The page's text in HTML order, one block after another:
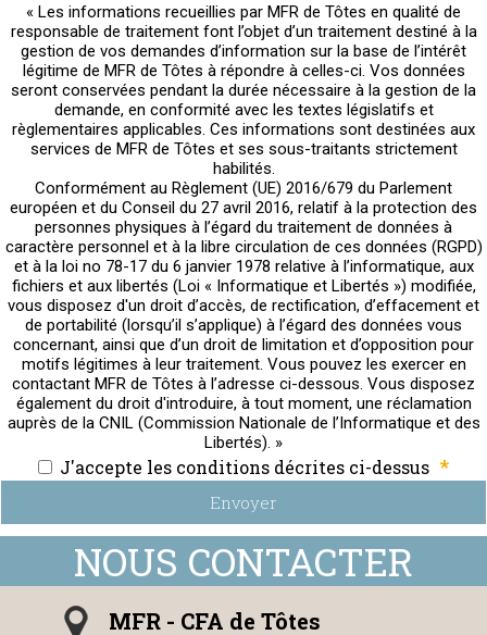
« Les informations recueillies par MFR de Tôtes en qualité de
responsable de traitement font l’objet d’un traitement destiné à la
gestion de vos demandes d’information sur la base de l’intérêt
légitime de MFR de Tôtes à répondre à celles-ci. Vos données
seront conservées pendant la durée nécessaire à la gestion de la
demande, en conformité avec les textes législatifs et
règlementaires applicables. Ces informations sont destinées aux
services de MFR de Tôtes et ses sous-traitants strictement
habilités.
Conformément au Règlement (UE) 2016/679 du Parlement
européen et du Conseil du 27 avril 2016, relatif à la protection des
personnes physiques à l’égard du traitement de données à
caractère personnel et à la libre circulation de ces données (RGPD)
et à la loi no 78-17 du 6 janvier 1978 relative à l’informatique, aux
fichiers et aux libertés (Loi « Informatique et Libertés ») modifiée,
vous disposez d'un droit d’accès, de rectification, d’effacement et
de portabilité (lorsqu’il s’applique) à l’égard des données vous
concernant, ainsi que d’un droit de limitation et d’opposition pour
motifs légitimes à leur traitement. Vous pouvez les exercer en
contactant MFR de Tôtes à l’adresse ci-dessous. Vous disposez
également du droit d'introduire, à tout moment, une réclamation
auprès de la CNIL (Commission Nationale de l’Informatique et des
Libertés). »
J'accepte les conditions décrites ci-dessus *
Envoyer
MFR - CFA de Tôtes